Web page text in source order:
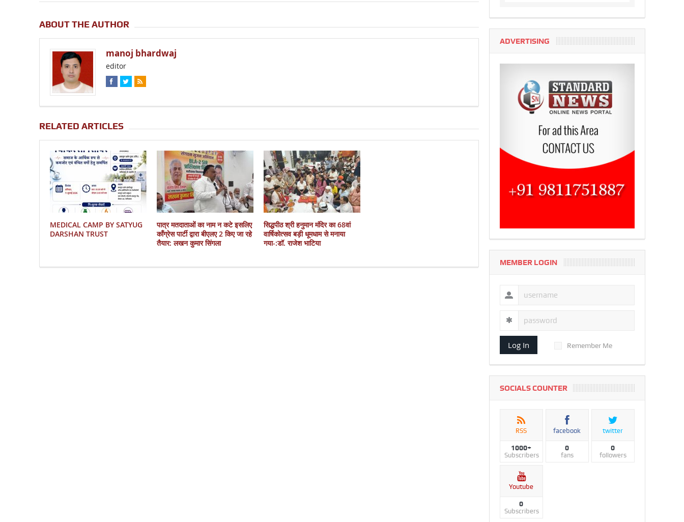
ABOUT THE AUTHOR
manoj bhardwaj
editor
RELATED ARTICLES
MEDICAL CAMP BY SATYUG
DARSHAN TRUST
पात्र मतदाताओं का नाम न कटे इसलिए
काँग्रेस पार्टी द्वारा बीएलए 2 किए जा रहे
तैयार: लखन कुमार सिंगला
सिद्धपीठ श्री हनुमान मंदिर का 68वां
वार्षिकोत्सव बड़ी धूमधाम से मनाया
गया-:डॉ. राजेश भाटिया
ADVERTISING
MEMBER LOGIN
Log In Remember Me
SOCIALS COUNTER
RSS
1000+
Subscribers
facebook
0
fans
twitter
0
followers
Youtube
0
Subscribers